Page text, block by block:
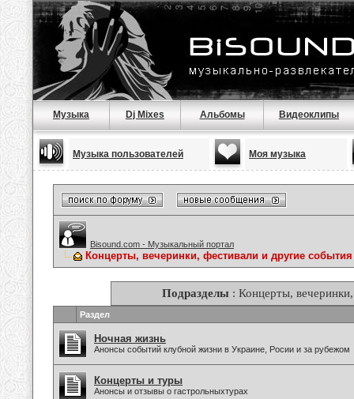
Музыка Dj Mixes Альбомы Видеоклипы
Музыка пользователей Моя музыка
Bisound.com - Музыкальный портал
Концерты, вечеринки, фестивали и другие события
Подразделы: Концерты,
Раздел
Ночная жизнь
Анонсы событий клубной жизни в Украине, Росии и за рубежом
Концерты и туры
Анонсы и отзывы о гастрольныхтурах